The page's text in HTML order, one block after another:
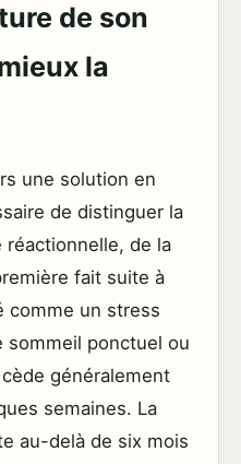
de son
la
une solution en
de distinguer la
de la
fait suite à
comme un stress
sommeil ponctuel ou
généralement
semaines. La
au-delà de six mois